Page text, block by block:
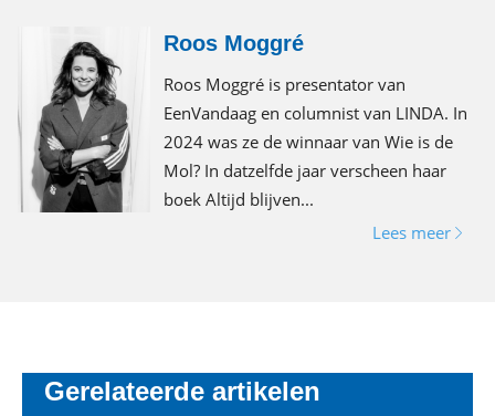
Roos Moggré
Roos Moggré is presentator van
EenVandaag en columnist van LINDA. In
2024 was ze de winnaar van Wie is de
Mol? In datzelfde jaar verscheen haar
boek Altijd blijven...
Lees meer
Gerelateerde artikelen